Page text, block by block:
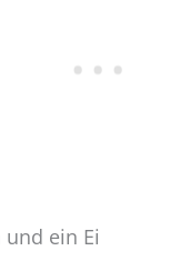
ein Ei